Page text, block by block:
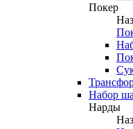
Покер
Набор
Нарды